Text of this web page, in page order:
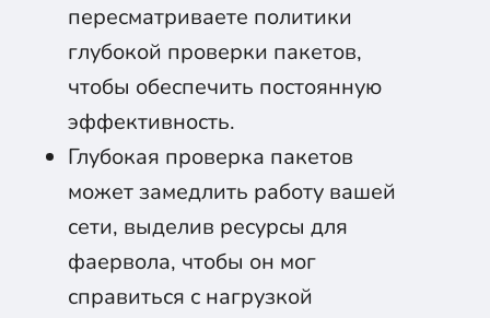
пересматриваете политики
глубокой проверки пакетов,
чтобы обеспечить постоянную
эффективность.
Глубокая проверка пакетов
может замедлить работу вашей
сети, выделив ресурсы для
фаервола, чтобы он мог
справиться с нагрузкой